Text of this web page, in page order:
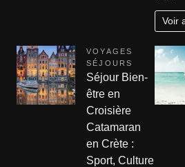
Voir
VOYAGES
SÉJOURS
Séjour Bien-
être en
Croisière
Catamaran
en Crète :
Sport, Culture